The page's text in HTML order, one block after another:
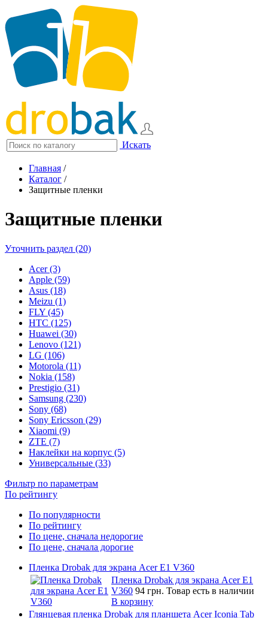
Искать
Главная /
Каталог /
Защитные пленки
Защитные пленки
Уточнить раздел (20)
Acer (3)
Apple (59)
Asus (18)
Meizu (1)
FLY (45)
HTC (125)
Huawei (30)
Lenovo (121)
LG (106)
Motorola (11)
Nokia (158)
Prestigio (31)
Samsung (230)
Sony (68)
Sony Ericsson (29)
Xiaomi (9)
ZTE (7)
Наклейки на корпус (5)
Универсальные (33)
Фильтр по параметрам
По рейтингу
По популярности
По рейтингу
По цене, сначала недорогие
По цене, сначала дорогие
Пленка Drobak для экрана Acer E1 V360
Пленка Drobak для экрана Acer E1
V360 94 грн. Товар есть в наличии
В корзину
Глянцевая пленка Drobak для планшета Acer Iconia Tab